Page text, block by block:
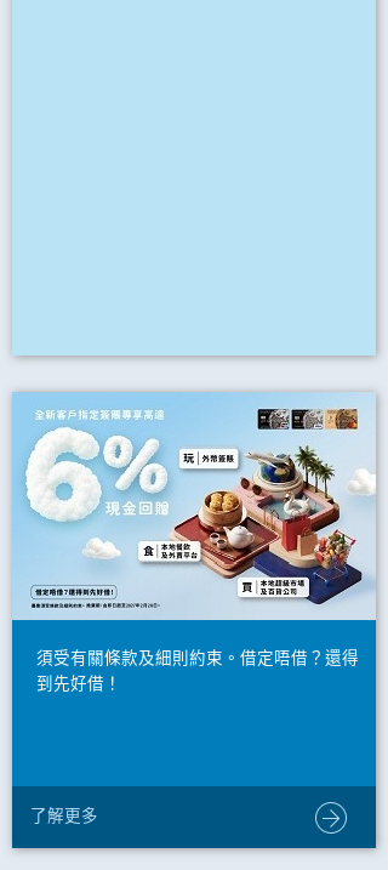
須受有關條款及細則約束。借定唔借？還得
到先好借！
了解更多